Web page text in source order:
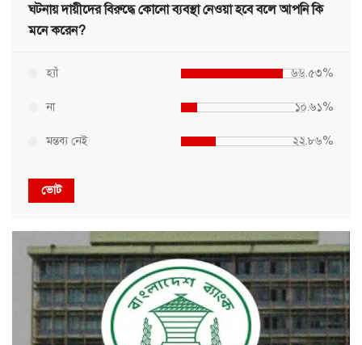
ঘটনায় দায়ীদের বিরুদ্ধে কোনো ব্যবস্থা নেওয়া হবে বলে আপনি কি
মনে করেন?
হ্যাঁ ৬৬.৫৩%
না ১০.৬১%
মন্তব্য নেই ২২.৮৬%
ভোট